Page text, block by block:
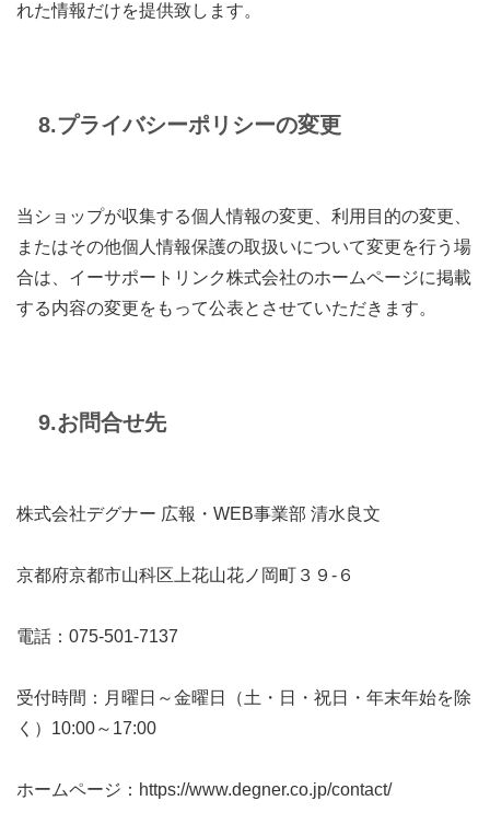
れた情報だけを提供致します。
8.プライバシーポリシーの変更
当ショップが収集する個人情報の変更、利用目的の変更、
またはその他個人情報保護の取扱いについて変更を行う場
合は、イーサポートリンク株式会社のホームページに掲載
する内容の変更をもって公表とさせていただきます。
9.お問合せ先
株式会社デグナー 広報・WEB事業部 清水良文
京都府京都市山科区上花山花ノ岡町３９-６
電話：075-501-7137
受付時間：月曜日～金曜日（土・日・祝日・年末年始を除
く）10:00～17:00
ホームページ：https://www.degner.co.jp/contact/